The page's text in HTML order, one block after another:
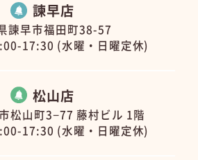
諫早店
諫早市福田町38-57
17:30 (水曜・日曜定休)
松山店
松山町3−77 藤村ビル 1階
17:30 (水曜・日曜定休)